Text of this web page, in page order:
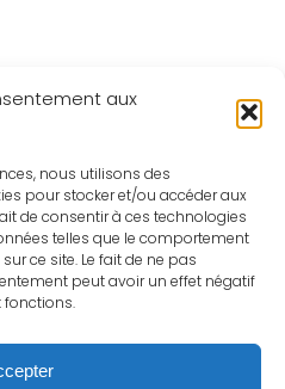
aux
nous utilisons des
pour stocker et/ou accéder aux
de consentir à ces technologies
telles que le comportement
ce site. Le fait de ne pas
peut avoir un effet négatif
fonctions.